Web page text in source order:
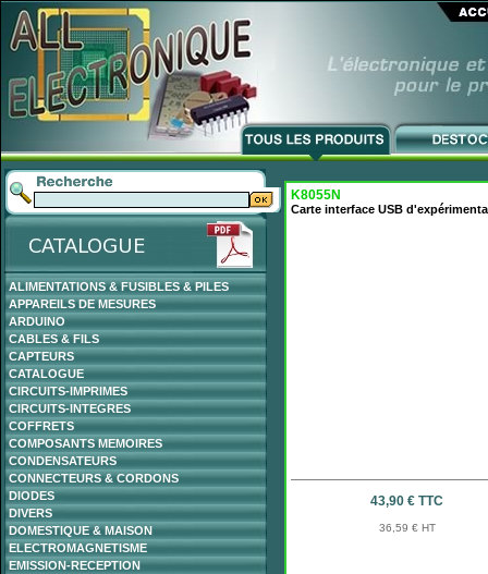
ALIMENTATIONS & FUSIBLES & PILES
APPAREILS DE MESURES
ARDUINO
CABLES & FILS
CAPTEURS
CATALOGUE
CIRCUITS-IMPRIMES
CIRCUITS-INTEGRES
COFFRETS
COMPOSANTS MEMOIRES
CONDENSATEURS
CONNECTEURS & CORDONS
DIODES
DIVERS
DOMESTIQUE & MAISON
ELECTROMAGNETISME
EMISSION-RECEPTION
K8055N
Carte interface USB
43,90 € TTC
36,59 € HT